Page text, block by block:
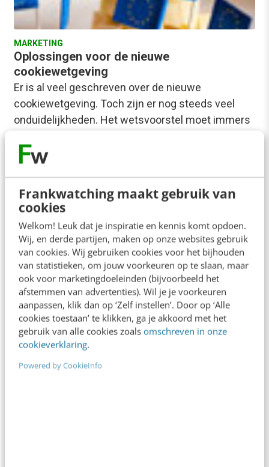
Frankwatching maakt gebruik van
cookies
Welkom! Leuk dat je inspiratie en kennis komt opdoen.
Wij, en derde partijen, maken op onze websites gebruik
van cookies. Wij gebruiken cookies voor het bijhouden
van statistieken, om jouw voorkeuren op te slaan, maar
ook voor marketingdoeleinden (bijvoorbeeld het
afstemmen van advertenties). Wil je je voorkeuren
aanpassen, klik dan op ‘Zelf instellen’. Door op ‘Alle
cookies toestaan’ te klikken, ga je akkoord met het
gebruik van alle cookies zoals omschreven in onze
cookieverklaring.
Powered by CookieInfo
MARKETING
Oplossingen voor de nieuwe
cookiewetgeving
Er is al veel geschreven over de nieuwe
cookiewetgeving. Toch zijn er nog steeds veel
onduidelijkheden. Het wetsvoorstel moet immers
Jaap Jacobs
MARKETING
Quickscan van je website: 12 vragen voor
2012